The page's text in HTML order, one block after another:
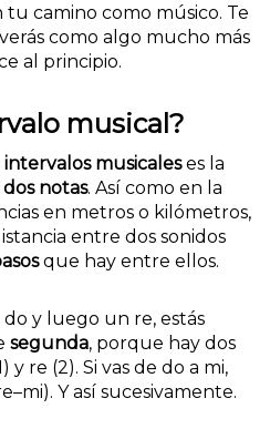
tu camino como músico. Te
como algo mucho más
al principio.
musical?
intervalos musicaleses la
notas. Así como en la
en metros o kilómetros,
entre dos sonidos
que hay entre ellos.
y luego un re, estás
segunda, porque hay dos
y re (2). Si vas de do a mi,
Y así sucesivamente.